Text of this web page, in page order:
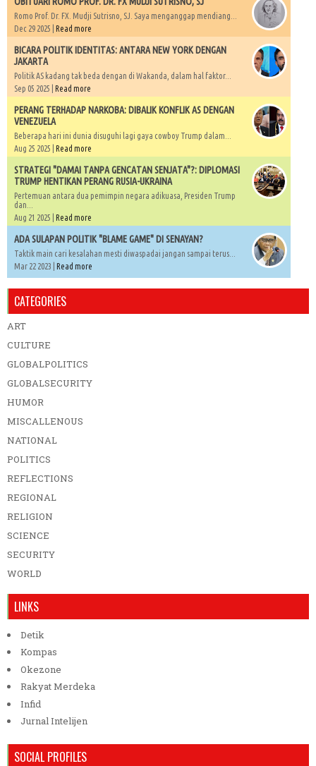
Romo Prof. Dr. FX. Mudji Sutrisno, SJ. Saya menganggap mendiang...
Dec 29 2025 | Read more
BICARA POLITIK IDENTITAS: ANTARA NEW YORK DENGAN
JAKARTA
Politik AS kadang tak beda dengan di Wakanda, dalam hal faktor...
Sep 05 2025 | Read more
PERANG TERHADAP NARKOBA: DIBALIK KONFLIK AS DENGAN
VENEZUELA
Beberapa hari ini dunia disuguhi lagi gaya cowboy Trump dalam...
Aug 25 2025 | Read more
STRATEGI "DAMAI TANPA GENCATAN SENJATA"?: DIPLOMASI
TRUMP HENTIKAN PERANG RUSIA-UKRAINA
Pertemuan antara dua pemimpin negara adikuasa, Presiden Trump
dan...
Aug 21 2025 | Read more
ADA SULAPAN POLITIK "BLAME GAME" DI SENAYAN?
Taktik main cari kesalahan mesti diwaspadai jangan sampai terus...
Mar 22 2023 | Read more
CATEGORIES
ART
CULTURE
GLOBALPOLITICS
GLOBALSECURITY
HUMOR
MISCALLENOUS
NATIONAL
POLITICS
REFLECTIONS
REGIONAL
RELIGION
SCIENCE
SECURITY
WORLD
LINKS
Detik
Kompas
Okezone
Rakyat Merdeka
Infid
Jurnal Intelijen
SOCIAL PROFILES